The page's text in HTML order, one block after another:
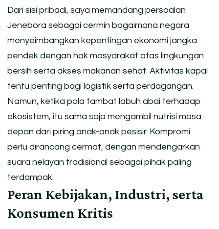
Dari sisi pribadi, saya memandang persoalan
Jenebora sebagai cermin bagaimana negara
menyeimbangkan kepentingan ekonomi jangka
pendek dengan hak masyarakat atas lingkungan
bersih serta akses makanan sehat. Aktivitas kapal
tentu penting bagi logistik serta perdagangan.
Namun, ketika pola tambat labuh abai terhadap
ekosistem, itu sama saja mengambil nutrisi masa
depan dari piring anak-anak pesisir. Kompromi
perlu dirancang cermat, dengan mendengarkan
suara nelayan tradisional sebagai pihak paling
terdampak.
Peran Kebijakan, Industri, serta
Konsumen Kritis